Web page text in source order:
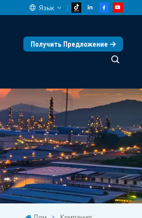
Язык
English
español
Deutsch
العربية
русский
français
português
Получить Предложение